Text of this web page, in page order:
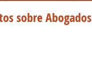
sobre Abogados